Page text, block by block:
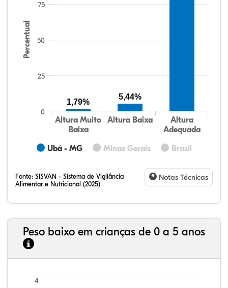
Percentual
Ubá - MG Minas Gerais Brasil
Altura Muito
Baixa
Altura Baixa
Altura
Adequada
0
25
50
75
1,79%
5,44%
Fonte: SISVAN - Sistema de Vigilância
Alimentar e Nutricional (2025)
Notas Técnicas
Peso baixo em crianças de 0 a 5 anos
4